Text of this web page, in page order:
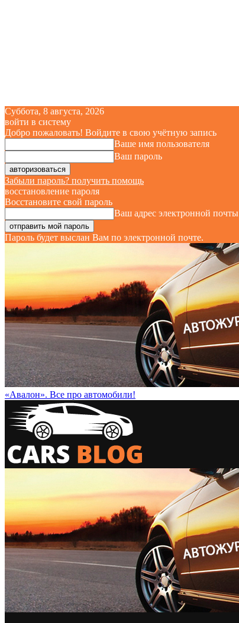
Суббота, 8 августа, 2026
войти в систему
Добро пожаловать! Войдите в свою учётную запись
Ваше имя пользователя
Ваш пароль
Забыли пароль? получить помощь
восстановление пароля
Восстановите свой пароль
Ваш адрес электронной почты
Пароль будет выслан Вам по электронной почте.
«Авалон». Все про автомобили!